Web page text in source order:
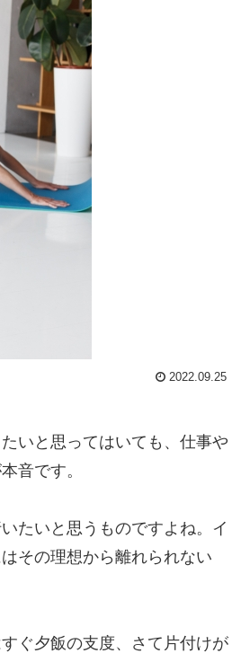
2022.09.25
いと思ってはいても、仕事や
音です。
たいと思うものですよね。イ
その理想から離れられない
ぐ夕飯の支度、さて片付けが